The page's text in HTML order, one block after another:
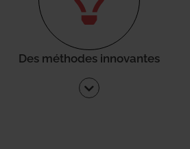
Des méthodes innovantes